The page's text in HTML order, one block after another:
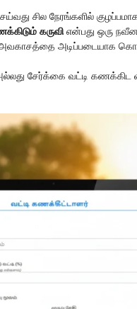
சில நேரங்களில்
கருவிஎன்பது ஒரு
அடிப்படையாக
சேர்க்கை வட்டி கணக்கிட